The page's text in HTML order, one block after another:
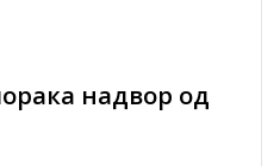
надвор од